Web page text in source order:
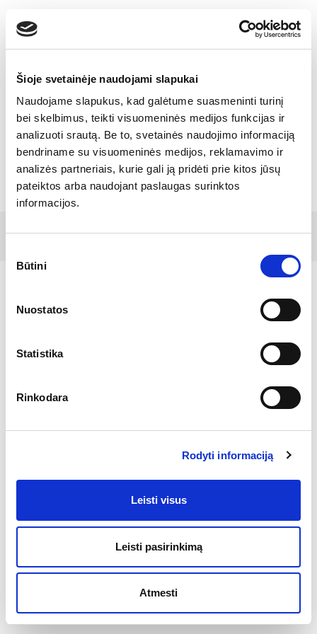
Šioje svetainėje naudojami slapukai
Naudojame slapukus, kad galėtume suasmeninti turinį
bei skelbimus, teikti visuomeninės medijos funkcijas ir
analizuoti srautą. Be to, svetainės naudojimo informaciją
bendriname su visuomeninės medijos, reklamavimo ir
analizės partneriais, kurie gali ją pridėti prie kitos jūsų
pateiktos arba naudojant paslaugas surinktos
informacijos.
pasirinkimas
Būtini
Nuostatos
Statistika
Rinkodara
Rodyti informaciją
Leisti visus
Leisti pasirinkimą
Atmesti
Toggle
Ziedojiet bērnu veselībai kopā
ar BENU!